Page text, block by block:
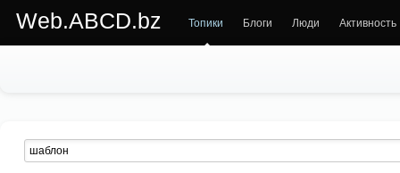
Web.ABCD.bz Топики Блоги Люди Активность